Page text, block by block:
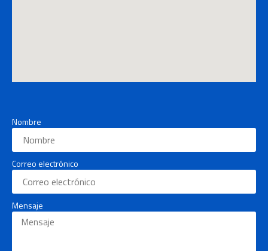
Nombre
Correo electrónico
Mensaje